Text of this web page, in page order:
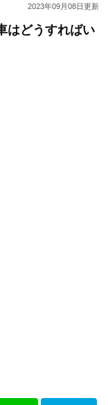
2023年09月08日更新
はどうすればい